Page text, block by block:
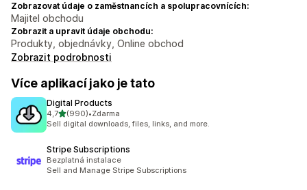
Zobrazovat údaje o zaměstnancích a spolupracovnících:
Majitel obchodu
Zobrazit a upravit údaje obchodu:
Produkty, objednávky, Online obchod
Zobrazit podrobnosti
Více aplikací jako je tato
Digital Products
4,7z 5 hvězd
(990)
Celkový počet recenzí: 990
•Zdarma
Sell digital downloads, files, links, and more.
Stripe Subscriptions
Bezplatná instalace
Sell and Manage Stripe Subscriptions